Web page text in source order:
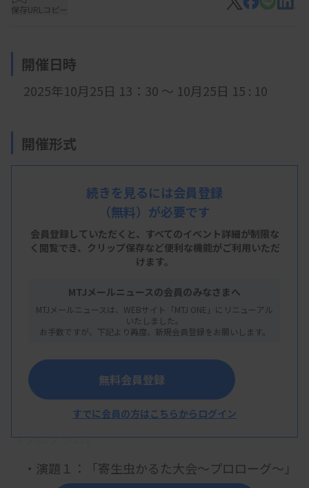
保存URLコピー
開催日時
2025年10月25日 13：30 ～ 10月25日 15 : 10
開催形式
現地開催
八戸赤十字病院2階 日赤ホール
主 催
概 要
【プログラム】
・演題１：「寄生虫かるた大会～プロローグ～」
続きを見るには会員登録
（無料）が必要です
会員登録していただくと、すべてのイベント詳細が制限な
く閲覧でき、 クリップ保存など便利な機能がご利用いただ
けます。
MTJメールニュースの会員のみなさまへ
MTJメールニュースは、WEBサイト「MTJ ONE」にリニューアル
いたしました。
お手数ですが、下記より再度、新規会員登録をお願いします。
無料会員登録
すでに会員の方はこちらからログイン